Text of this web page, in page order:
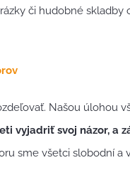
či hudobné skladby
Našou úlohou
vyjadriť svoj názor, a
sme všetci slobodní a